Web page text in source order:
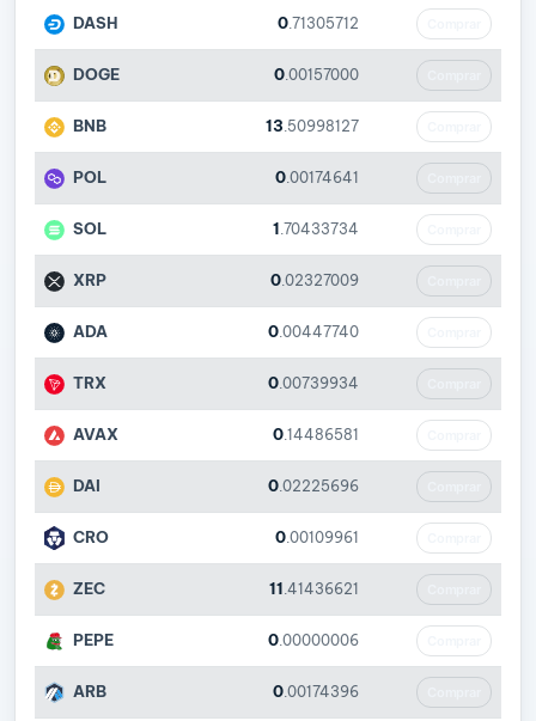
DASH 0 .71305712
DOGE 0 .00157000
BNB 13 .50998127
POL 0 .00174641
SOL 1 .70433734
XRP 0 .02327009
ADA 0 .00447740
TRX 0 .00739934
AVAX 0 .14486581
DAI 0 .02225696
CRO 0 .00109961
ZEC 11 .41436621
PEPE 0 .00000006
ARB 0 .00174396